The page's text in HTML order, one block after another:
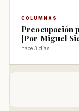
COLUMNAS
Preocupación
[Por Miguel
hace 3 días